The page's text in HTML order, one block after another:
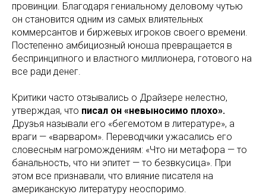
провинции. Благодаря гениальному деловому чутью
он становится одним из самых влиятельных
коммерсантов и биржевых игроков своего времени.
Постепенно амбициозный юноша превращается в
беспринципного и властного миллионера, готового на
все ради денег.
Критики часто отзывались о Драйзере нелестно,
утверждая, что писал он «невыносимо плохо».
Друзья называли его «бегемотом в литературе», а
враги — «варваром». Переводчики ужасались его
словесным нагромождениям: «Что ни метафора — то
банальность, что ни эпитет — то безвкусица». При
этом все признавали, что влияние писателя на
американскую литературу неоспоримо.